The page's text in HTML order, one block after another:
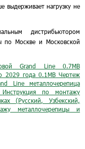
выдерживает нагрузку не
дистрибьютором
по Москве и Московской
Grand Line
0.7MB
2029 года 0.1MBЧертеж
Line металлочерепица
Инструкция по монтажу
(Русский, Узбекский,
металлочерепицы и